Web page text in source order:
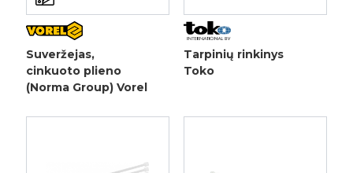
Suveržejas,
cinkuoto plieno
(Norma Group) Vorel
Tarpinių rinkinys
Toko